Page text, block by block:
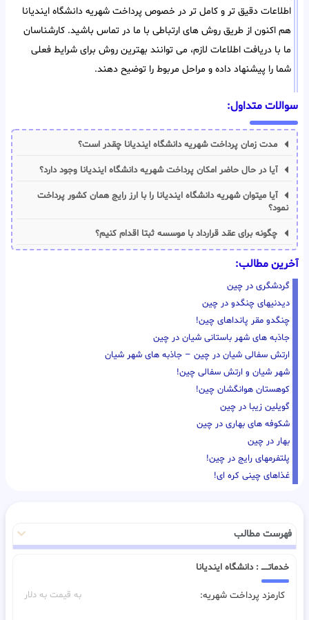
اطلاعات دقیق تر و کامل تر در خصوص پرداخت شهریه دانشگاه ایندیانا
هم اکنون از طریق روش های ارتباطی با ما در تماس باشید. کارشناسان
ما با دریافت اطلاعات لازم، می توانند بهترین روش برای شرایط فعلی
شما را پیشنهاد داده و مراحل مربوط را توضیح دهند.
سوالات متداول:
مدت زمان پرداخت شهریه دانشگاه ایندیانا چقدر است؟
آیا در حال حاضر امکان پرداخت شهریه دانشگاه ایندیانا وجود دارد؟
آیا میتوان شهریه دانشگاه ایندیانا را با ارز رایج همان کشور پرداخت
نمود؟
چگونه برای عقد قرارداد با موسسه ثبتا اقدام کنیم؟
آخرین مطالب:
گردشگری در چین
دیدنیهای چنگدو در چین
چنگدو مقر پانداهای چین!
جاذبه های شهر باستانی شیان در چین
ارتش سفالی شیان در چین – جاذبه های شهر شیان
شهر شیان و ارتش سفالی چین!
کوهستان هوانگشان چین!
گویلین زیبا در چین
شکوفه های بهاری در چین
بهار در چین
پلتفرمهای رایج در چین!
غذاهای چینی کره ای!
فهرست مطالب
خدماتـــــ : دانشگاه ایندیانا
کارمزد پرداخت شهریه: به قیمت به دلار